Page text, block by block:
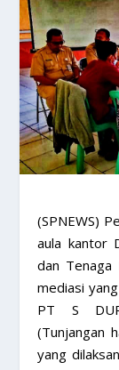
(SPNEWS)
aula kantor
dan Tenaga
mediasi
PT S
(Tunjangan
yang